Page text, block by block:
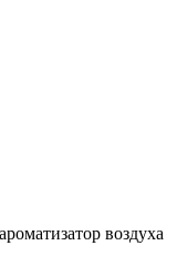
воздуха